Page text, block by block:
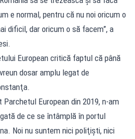
e normal, pentru că nu noi oricum o
dificil, dar oricum o să facem”, a
European critică faptul că până
dosar amplu legat de
European din 2019, n-am
de ce se întâmplă în portul
Noi nu suntem nici poliţişti, nici